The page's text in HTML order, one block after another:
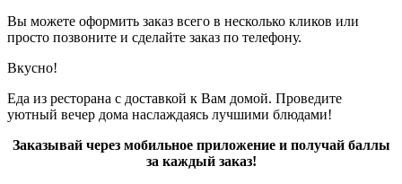
Вы можете оформить заказ всего в несколько кликов или
просто позвоните и сделайте заказ по телефону.
Вкусно!
Еда из ресторана с доставкой к Вам домой. Проведите
уютный вечер дома наслаждаясь лучшими блюдами!
Заказывай через мобильное приложение и получай баллы
за каждый заказ!